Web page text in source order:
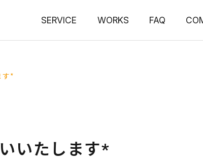
SERVICE WORKS FAQ
す*
いたします*